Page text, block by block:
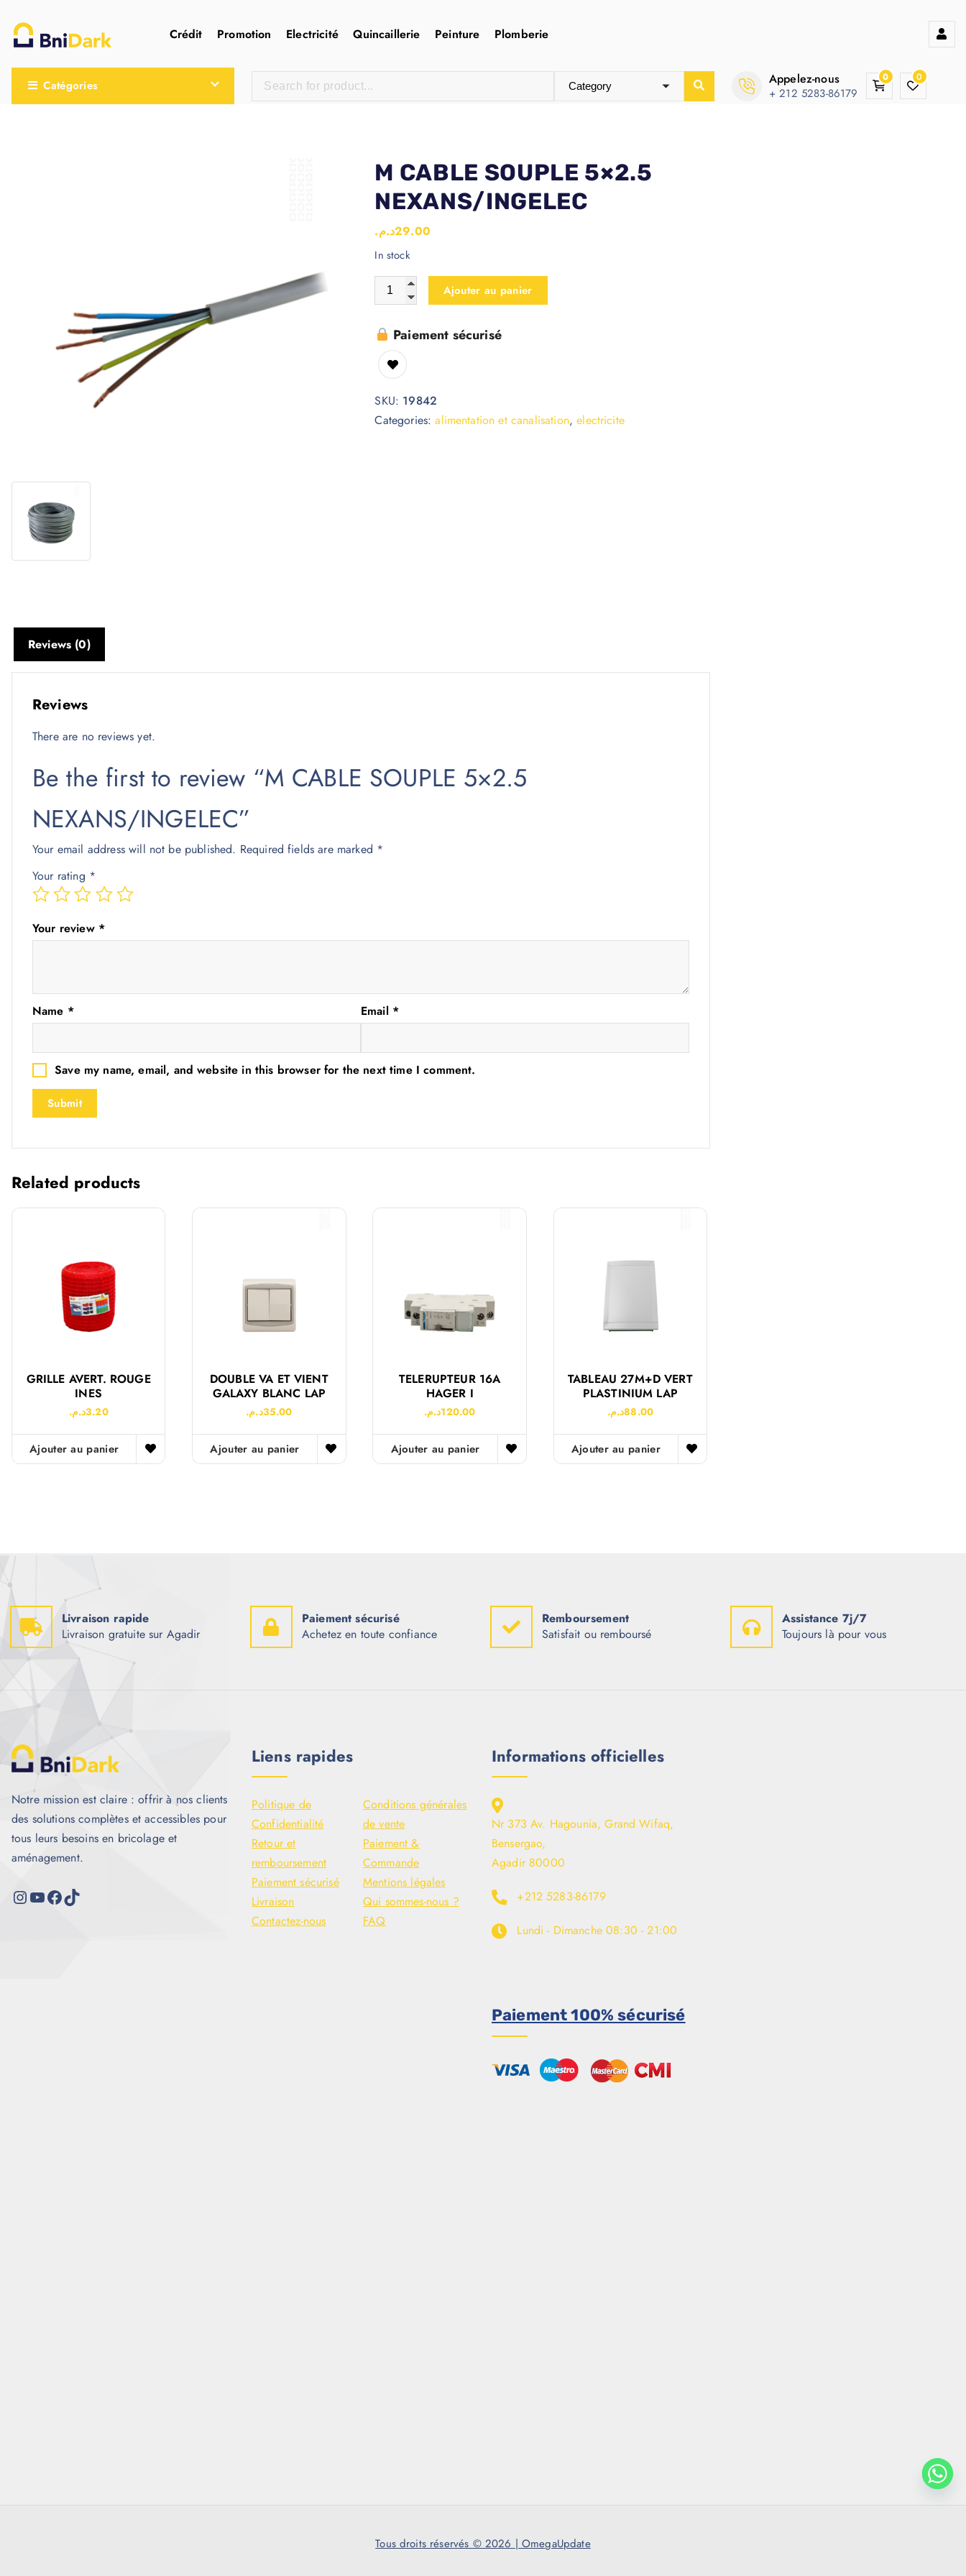
Crédit Promotion Electricité Quincaillerie Peinture Plomberie
Catégories Appelez-nous
+ 212 5283-86179
0 0
M CABLE SOUPLE 5×2.5
NEXANS/INGELEC
29.00د.م.
In stock
Ajouter au panier
Paiement sécurisé
SKU: 19842
Categories:alimentation et canalisation,electricite
Reviews (0)
Reviews
There are no reviews yet.
Be the first to review “M CABLE SOUPLE 5×2.5
NEXANS/INGELEC”
Your email address will not be published. Required fields are marked *
Your rating *
Your review *
Name * Email *
Save my name, email, and website in this browser for the next time I comment.
Related products
GRILLE AVERT. ROUGE
INES
3.20د.م.
Ajouter au panier
DOUBLE VA ET VIENT
GALAXY BLANC LAP
35.00د.م.
Ajouter au panier
TELERUPTEUR 16A
HAGER I
120.00د.م.
Ajouter au panier
TABLEAU 27M+D VERT
PLASTINIUM LAP
88.00د.م.
Ajouter au panier
Livraison rapide
Livraison gratuite sur Agadir
Paiement sécurisé
Achetez en toute confiance
Remboursement
Satisfait ou remboursé
Assistance 7j/7
Toujours là pour vous
Notre mission est claire : offrir à nos clients
des solutions complètes et accessibles pour
tous leurs besoins en bricolage et
aménagement.
Liens rapides
Politique de
Confidentialité
Conditions générales
de vente
Retour et
remboursement
Paiement &
Commande
Paiement sécurisé
Mentions légales
Livraison
Qui sommes-nous ?
Contactez-nous
FAQ
Informations officielles
Nr 373 Av. Hagounia, Grand Wifaq,
Bensergao,
Agadir 80000
+212 5283-86179
Lundi - Dimanche 08:30 - 21:00
Paiement 100% sécurisé
Tous droits réservés © 2026|OmegaUpdate